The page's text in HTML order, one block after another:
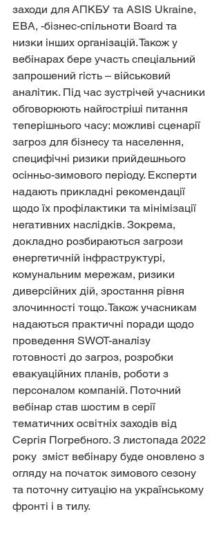
заходи для АПКБУ та ASIS Ukraine,
ЕВА, -бізнес-спільноти Board та
низки інших організацій. Також у
вебінарах бере участь спеціальний
запрошений гість – військовий
аналітик. Під час зустрічей учасники
обговорюють найгостріші питання
теперішнього часу: можливі сценарії
загроз для бізнесу та населення,
специфічні ризики прийдешнього
осінньо-зимового періоду. Експерти
надають прикладні рекомендації
щодо їх профілактики та мінімізації
негативних наслідків. Зокрема,
докладно розбираються загрози
енергетичній інфраструктурі,
комунальним мережам, ризики
диверсійних дій, зростання рівня
злочинності тощо. Також учасникам
надаються практичні поради щодо
проведення SWOT-аналізу
готовності до загроз, розробки
евакуаційних планів, роботи з
персоналом компаній. Поточний
вебінар став шостим в серії
тематичних освітніх заходів від
Сергія Погребного. З листопада 2022
року  зміст вебінару буде оновлено з
огляду на початок зимового сезону
та поточну ситуацію на українському
фронті і в тилу.